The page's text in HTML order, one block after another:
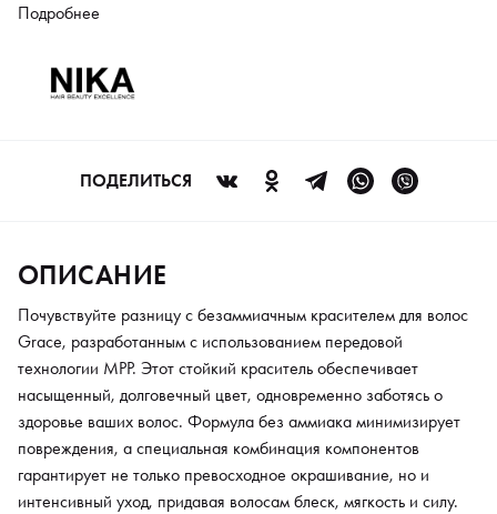
здоровье ваших волос. Формула без аммиака минимизирует
гарантирует не только превосходное окрашивание, но и
интенсивный уход, придавая волосам блеск, мягкость и силу.
Подробнее
ПОДЕЛИТЬСЯ
ОПИСАНИЕ
Почувствуйте разницу с безаммиачным красителем для волос
Grace, разработанным с использованием передовой
технологии MPP. Этот стойкий краситель обеспечивает
насыщенный, долговечный цвет, одновременно заботясь о
здоровье ваших волос. Формула без аммиака минимизирует
повреждения, а специальная комбинация компонентов
гарантирует не только превосходное окрашивание, но и
интенсивный уход, придавая волосам блеск, мягкость и силу.